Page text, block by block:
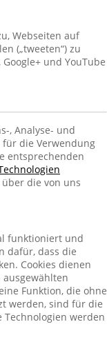
Webseiten auf
(„tweeten“) zu
und YouTube
, Analyse- und
für die Verwendung
entsprechenden
die von uns
funktioniert und
dafür, dass die
Cookies dienen
Funktion, die ohne
werden, sind für die
Technologien werden